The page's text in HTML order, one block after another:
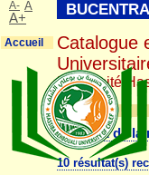
Résultat de la
Catalogue
Université
A- A
A+
Accueil